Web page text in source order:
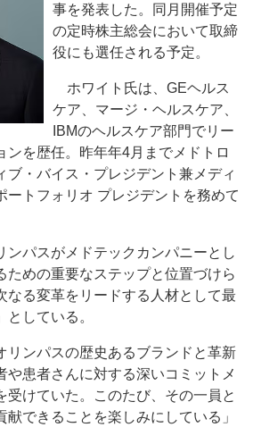
事を発表した。同月開催予定
の定時株主総会において取締
役にも選任される予定。
ホワイト氏は、GEヘルス
ケア、マージ・ヘルスケア、
IBMのヘルスケア部門でリー
ンを歴任。昨年年4月までメドトロ
ブ・バイス・プレジデント兼メディ
ートフォリオ プレジデントを務めて
パスがメドテックカンパニーとし
ための重要なステップと位置づけら
なる変革をリードする人材として最
している。
ンパスの歴史あるブランドと革新
や患者さんに対する深いコミットメ
受けていた。このたび、その一員と
献できることを楽しみにしている」